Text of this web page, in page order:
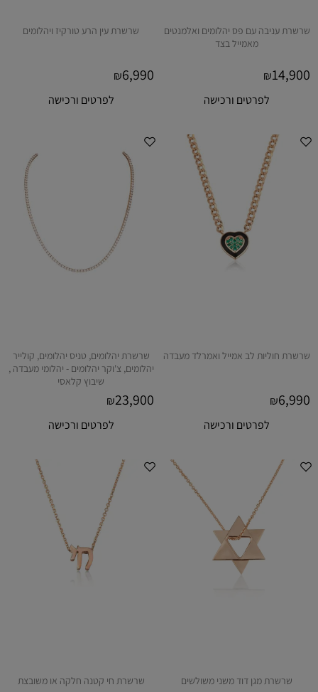
שרשרת עניבה עם פס יהלומים ואלמנטים
מאמייל בצד
₪14,900
לפרטים ורכישה
שרשרת עין הרע טורקיז ויהלומים
₪6,990
לפרטים ורכישה
שרשרת חוליות לב אמייל ואמרלד מעבדה
₪6,990
לפרטים ורכישה
שרשרת יהלומים, טניס יהלומים, קולייר
יהלומים, צ'וקר יהלומים - יהלומי מעבדה ,
שיבוץ קלאסי
₪23,900
לפרטים ורכישה
שרשרת מגן דוד משני משולשים שרשרת חי קטנה חלקה או משובצת